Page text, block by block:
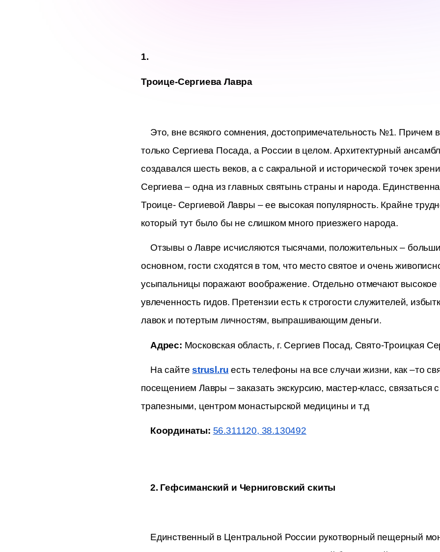
Троице-Сергиева Лавра
Это, вне всякого сомнения, достопримечательность №1. Причем
только Сергиева Посада, а России в целом. Архитектурный
создавался шесть веков, а с сакральной и исторической точек
Сергиева – одна из главных святынь страны и народа.
Троице- Сергиевой Лавры – ее высокая популярность. Крайне
который тут было бы не слишком много приезжего народа.
Отзывы о Лавре исчисляются тысячами, положительных –
основном, гости сходятся в том, что место святое и очень
усыпальницы поражают воображение. Отдельно отмечают высокое
увлеченность гидов. Претензии есть к строгости служителей,
лавок и потертым личностям, выпрашивающим деньги.
Адрес: Московская область, г. Сергиев Посад, Свято-Троицкая
На сайте strusl.ru есть телефоны на все случаи жизни, как –то
посещением Лавры – заказать экскурсию, мастер-класс, связаться
трапезными, центром монастырской медицины и т.д
Координаты: 56.311120, 38.130492
2. Гефсиманский и Черниговский скиты
Единственный в Центральной России рукотворный пещерный